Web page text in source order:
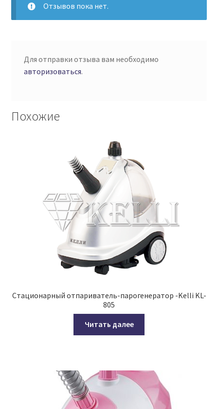
Отзывов пока нет.
Для отправки отзыва вам необходимо
авторизоваться.
Похожие
Стационарный отпариватель-парогенератор -Kelli KL-
805
Читать далее